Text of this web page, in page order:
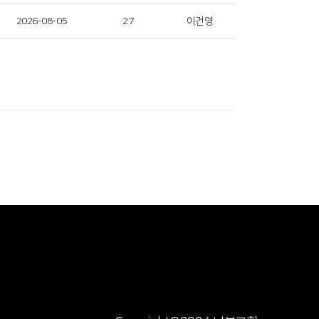
2026-08-05 27 이건영